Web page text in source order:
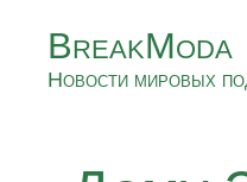
BreakModa
Новости мировых